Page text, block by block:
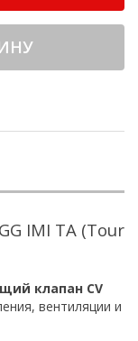
IMI TA (Tour
клапан CV
вентиляции и